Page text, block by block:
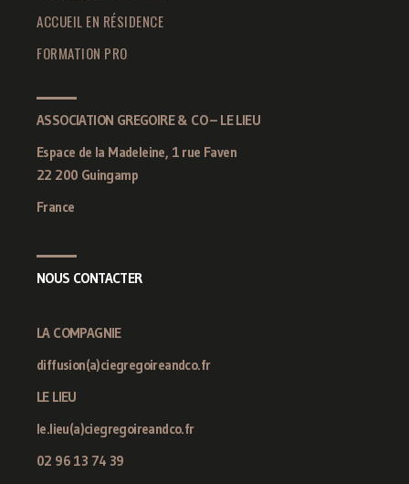
ACCUEIL EN RÉSIDENCE
FORMATION PRO
ASSOCIATION GREGOIRE & CO – LE LIEU
Espace de la Madeleine, 1 rue Faven
22 200 Guingamp
France
NOUS CONTACTER
LA COMPAGNIE
diffusion(a)ciegregoireandco.fr
LE LIEU
le.lieu(a)ciegregoireandco.fr
02 96 13 74 39